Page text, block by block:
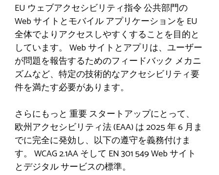
EU ウェブアクセシビリティ指令公共部門の
Web サイトとモバイル アプリケーションを EU
全体でよりアクセスしやすくすることを目的と
しています。 Web サイトとアプリは、ユーザー
が問題を報告するためのフィードバック メカニ
ズムなど、特定の技術的なアクセシビリティ要
件を満たす必要があります。
さらにもっと 重要スタートアップにとって、
欧州アクセシビリティ法(EAA) は 2025 年 6 月ま
でに完全に発効し、以下の遵守を義務付けま
す。 WCAG 2.1AAそして EN 301 549Web サイト
とデジタル サービスの標準。